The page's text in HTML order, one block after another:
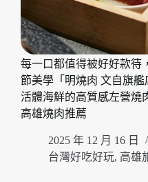
ONE
Pizza」
前
菜
到
和
牛
都
精
彩
每一口都值得被好好款待
節美學「明燒肉 文自旗
活體海鮮的高質感左營燒
高雄燒肉推薦
2025 年 12 月 16 日
台灣好吃好玩, 高雄